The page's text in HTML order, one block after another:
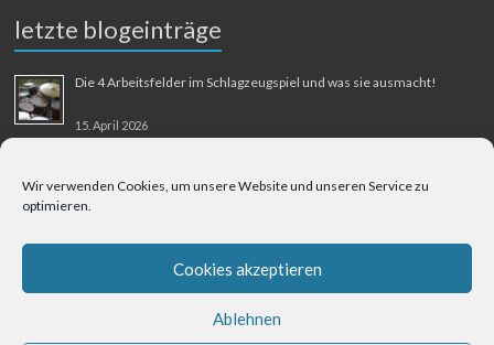
Wir verwenden Cookies, um unsere Website und unseren Service zu
optimieren.
Cookies akzeptieren
Ablehnen
letzte blogeinträge
Die 4 Arbeitsfelder im Schlagzeugspiel und was sie ausmacht!
15. April 2026
31. August 2025
Berliner Flughafen Tegel – Berlin-Bangkok